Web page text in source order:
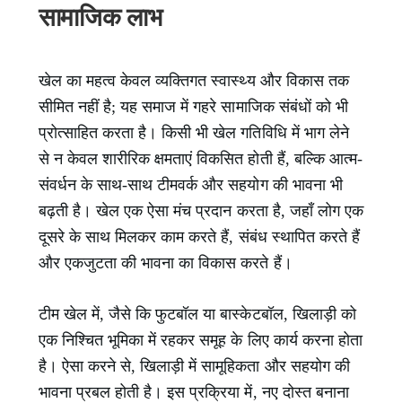
सामाजिक लाभ
खेल का महत्व केवल व्यक्तिगत स्वास्थ्य और विकास तक
सीमित नहीं है; यह समाज में गहरे सामाजिक संबंधों को भी
प्रोत्साहित करता है। किसी भी खेल गतिविधि में भाग लेने
से न केवल शारीरिक क्षमताएं विकसित होती हैं, बल्कि आत्म-
संवर्धन के साथ-साथ टीमवर्क और सहयोग की भावना भी
बढ़ती है। खेल एक ऐसा मंच प्रदान करता है, जहाँ लोग एक
दूसरे के साथ मिलकर काम करते हैं, संबंध स्थापित करते हैं
और एकजुटता की भावना का विकास करते हैं।
टीम खेल में, जैसे कि फुटबॉल या बास्केटबॉल, खिलाड़ी को
एक निश्चित भूमिका में रहकर समूह के लिए कार्य करना होता
है। ऐसा करने से, खिलाड़ी में सामूहिकता और सहयोग की
भावना प्रबल होती है। इस प्रक्रिया में, नए दोस्त बनाना